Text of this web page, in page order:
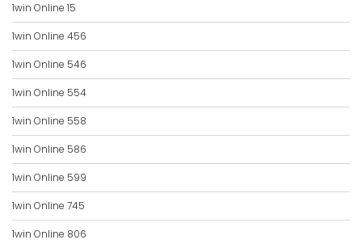
1win Online 15
1win Online 456
1win Online 546
1win Online 554
1win Online 558
1win Online 586
1win Online 599
1win Online 745
1win Online 806